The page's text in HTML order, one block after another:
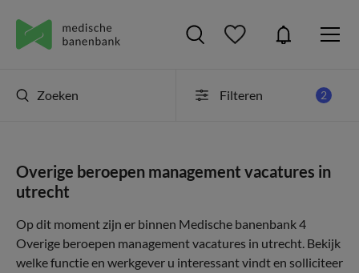
Zoeken Filteren 2
Overige beroepen management vacatures in
utrecht
Op dit moment zijn er binnen Medische banenbank 4
Overige beroepen management vacatures in utrecht. Bekijk
welke functie en werkgever u interessant vindt en solliciteer